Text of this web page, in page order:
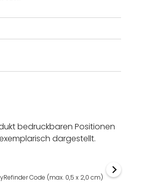
bedruckbaren Positionen
dargestellt.
Code (max. 0,5 x 2,0 cm)